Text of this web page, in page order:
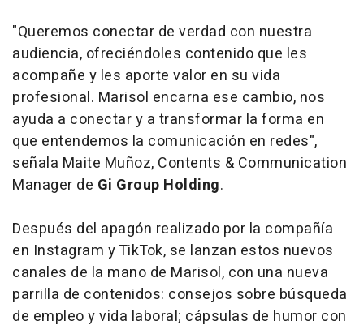
"Queremos conectar de verdad con nuestra
audiencia, ofreciéndoles contenido que les
acompañe y les aporte valor en su vida
profesional. Marisol encarna ese cambio, nos
ayuda a conectar y a transformar la forma en
que entendemos la comunicación en redes",
señala Maite Muñoz, Contents & Communication
Manager de Gi Group Holding.
Después del apagón realizado por la compañía
en Instagram y TikTok, se lanzan estos nuevos
canales de la mano de Marisol, con una nueva
parrilla de contenidos: consejos sobre búsqueda
de empleo y vida laboral; cápsulas de humor con